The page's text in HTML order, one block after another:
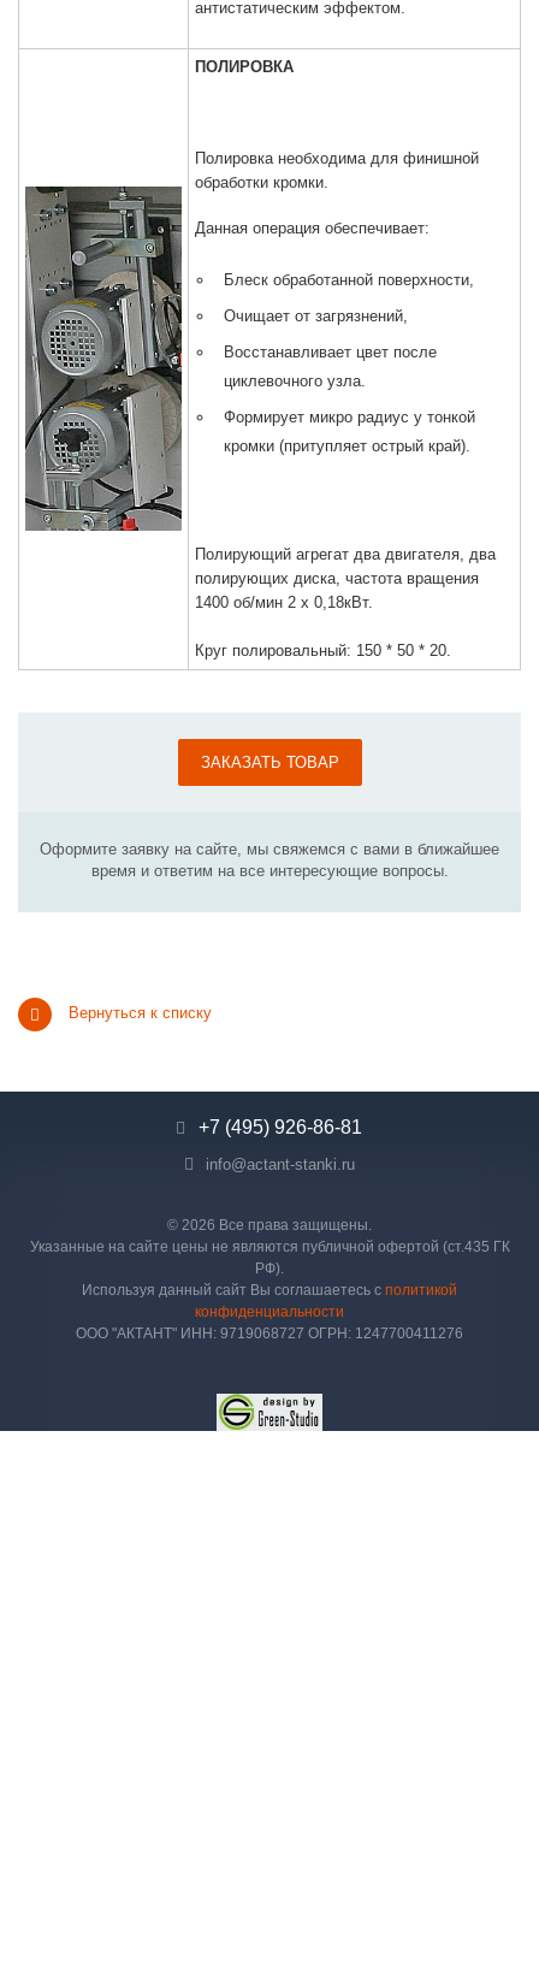
антистатическим эффектом.
ПОЛИРОВКА
Полировка необходима для финишной
обработки кромки.
Данная операция обеспечивает:
Блеск обработанной поверхности,
Очищает от загрязнений,
Восстанавливает цвет после
циклевочного узла.
Формирует микро радиус у тонкой
кромки (притупляет острый край).
Полирующий агрегат два двигателя, два
полирующих диска, частота вращения
1400 об/мин 2 х 0,18кВт.
Круг полировальный: 150 * 50 * 20.
ЗАКАЗАТЬ ТОВАР
Оформите заявку на сайте, мы свяжемся с вами в ближайшее
время и ответим на все интересующие вопросы.
Вернуться к списку
© 2026 Все права защищены.
Указанные на сайте цены не являются публичной офертой (ст.435 ГК
РФ).
Используя данный сайт Вы соглашаетесь с политикой
конфиденциальности
ООО "АКТАНТ" ИНН: 9719068727 ОГРН: 1247700411276
+7 (495) 926-86-81
info@actant-stanki.ru